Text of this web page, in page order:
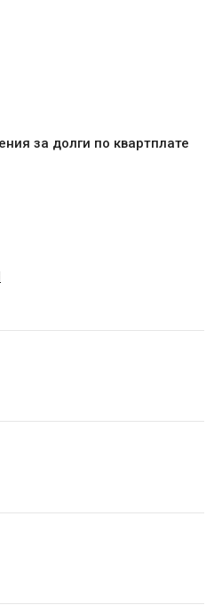
за долги по квартплате